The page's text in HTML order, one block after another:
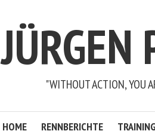
JÜRGEN
"WITHOUT ACTION, YOU
HOME RENNBERICHTE